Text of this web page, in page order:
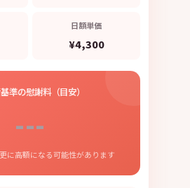
日額単価
¥4,300
準の慰謝料（目安）
---
に高額になる可能性があります